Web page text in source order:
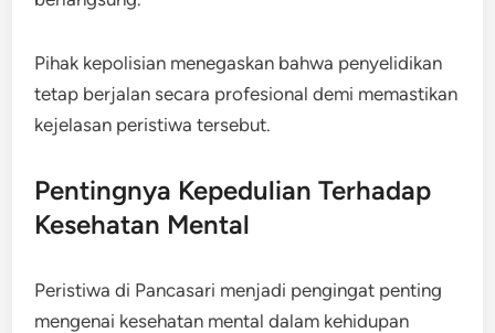
Pihak kepolisian menegaskan bahwa penyelidikan
tetap berjalan secara profesional demi memastikan
kejelasan peristiwa tersebut.
Pentingnya Kepedulian Terhadap
Kesehatan Mental
Peristiwa di Pancasari menjadi pengingat penting
mengenai kesehatan mental dalam kehidupan